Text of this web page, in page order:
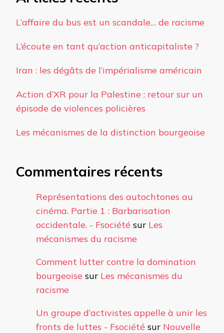
L’affaire du bus est un scandale… de racisme
L’écoute en tant qu’action anticapitaliste ?
Iran : les dégâts de l’impérialisme américain
Action d’XR pour la Palestine : retour sur un
épisode de violences policières
Les mécanismes de la distinction bourgeoise
Commentaires récents
Représentations des autochtones au
cinéma. Partie 1 : Barbarisation
occidentale. - Fsociété sur Les
mécanismes du racisme
Comment lutter contre la domination
bourgeoise sur Les mécanismes du
racisme
Un groupe d’activistes appelle à unir les
fronts de luttes - Fsociété sur Nouvelle